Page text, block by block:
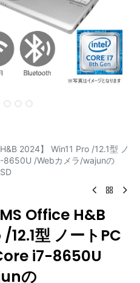
2024】 Win11 Pro /12.1型 ノ
8650U /Webカメラ/wajunの
Office H&B
12.1型 ノートPC
i7-8650U
の